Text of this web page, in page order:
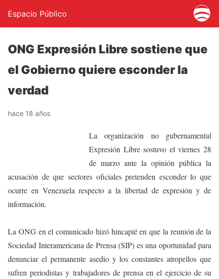
Espacio Público
ONG Expresión Libre sostiene que
el Gobierno quiere esconder la
verdad
hace 18 años
La organización no gubernamental
Expresión Libre sostuvo el viernes 28
de marzo ante la opinión pública la
acusación de que sectores oficiales pretenden esconder lo que
ocurre en Venezuela respecto a la libertad de expresión y de
información.
La ONG en el comunicado hizó hincapié en que la reunión de la
Sociedad Interamericana de Prensa (SIP) es una oportunidad para
denunciar el permanente asedio y los constantes atropellos que
sufren periodistas y trabajadores de prensa en el ejercicio de su